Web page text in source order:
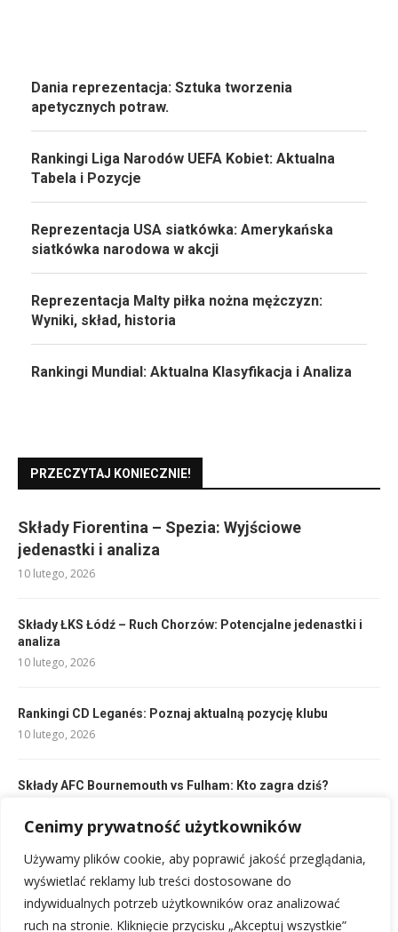
Cenimy prywatność użytkowników
Używamy plików cookie, aby poprawić jakość przeglądania,
wyświetlać reklamy lub treści dostosowane do
indywidualnych potrzeb użytkowników oraz analizować
ruch na stronie. Kliknięcie przycisku „Akceptuj wszystkie”
Dania reprezentacja: Sztuka tworzenia
apetycznych potraw.
Rankingi Liga Narodów UEFA Kobiet: Aktualna
Tabela i Pozycje
Reprezentacja USA siatkówka: Amerykańska
siatkówka narodowa w akcji
Reprezentacja Malty piłka nożna mężczyzn:
Wyniki, skład, historia
Rankingi Mundial: Aktualna Klasyfikacja i Analiza
PRZECZYTAJ KONIECZNIE!
Składy Fiorentina – Spezia: Wyjściowe
jedenastki i analiza
10 lutego, 2026
Składy ŁKS Łódź – Ruch Chorzów: Potencjalne jedenastki i
analiza
10 lutego, 2026
Rankingi CD Leganés: Poznaj aktualną pozycję klubu
10 lutego, 2026
Składy AFC Bournemouth vs Fulham: Kto zagra dziś?
Składy: FC Barcelona – Tottenham: Kto zagra w starciu
gigantów?
10 lutego, 2026